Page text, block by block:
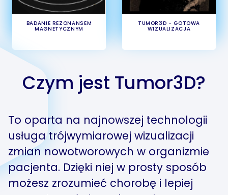
BADANIE REZONANSEM
MAGNETYCZNYM
TUMOR3D - GOTOWA
WIZUALIZACJA
Czym jest Tumor3D?
To oparta na najnowszej technologii
usługa trójwymiarowej wizualizacji
zmian nowotworowych w organizmie
pacjenta. Dzięki niej w prosty sposób
możesz zrozumieć chorobę i lepiej